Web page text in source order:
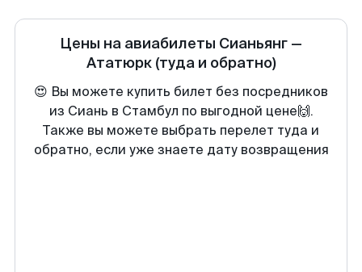
Цены на авиабилеты Сианьянг —
Ататюрк (туда и обратно)
😍 Вы можете купить билет без посредников
из Сиань в Стамбул по выгодной цене🙌.
Также вы можете выбрать перелет туда и
обратно, если уже знаете дату возвращения